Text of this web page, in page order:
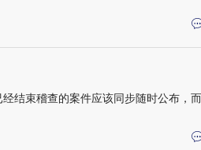
结束稽查的案件应该同步随时公布，而